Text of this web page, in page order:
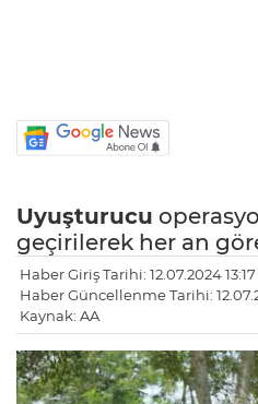
Uyuşturucu
geçirilerek her an
Haber Giriş Tarihi: 12.07.2024 13:17
Haber Güncellenme Tarihi:
Kaynak: AA